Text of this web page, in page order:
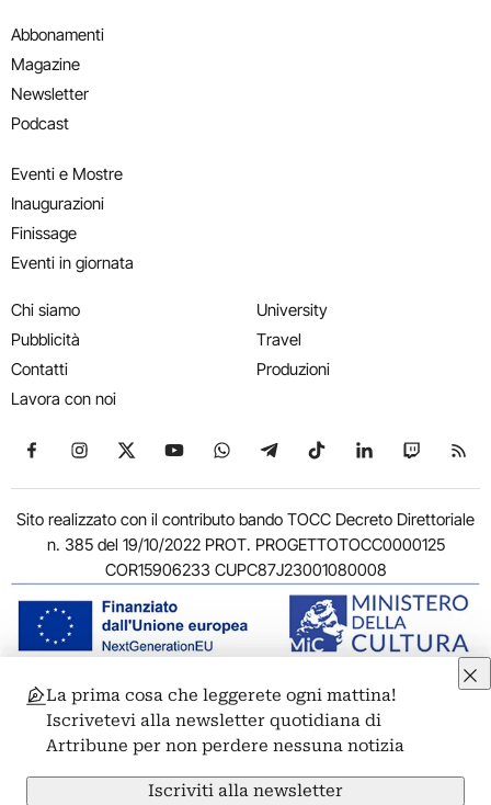
Abbonamenti
Magazine
Newsletter
Podcast
Eventi e Mostre
Inaugurazioni
Finissage
Eventi in giornata
Chi siamo
Pubblicità
Contatti
Lavora con noi
University
Travel
Produzioni
Seguici su Facebook
Seguici su Instagram
Seguici su X
Seguici su YouTube
Seguici su WhatsApp
Seguici su Telegram
Seguici su TikTok
Seguici su
Seguici
Sito realizzato con il contributo bando TOCC Decreto Direttoriale
n. 385 del 19/10/2022 PROT. PROGETTOTOCC0000125
COR15906233 CUPC87J23001080008
© 2011-2026 ARTRIBUNE srl – Corso Vittorio Emanuele II, 287 –
00186 Roma - P.I. 11381581005
Privacy: Responsabile della protezione dei dati personali
ARTRIBUNE srl – Corso Vittorio Emanuele II, 287 – 00186 Roma
La prima cosa che leggerete ogni mattina!
Iscrivetevi alla newsletter quotidiana di
Artribune per non perdere nessuna notizia
Iscriviti alla newsletter